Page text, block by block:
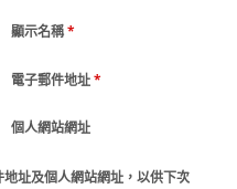
顯示名稱*
電子郵件地址*
個人網站網址
址及個人網站網址，以供下次